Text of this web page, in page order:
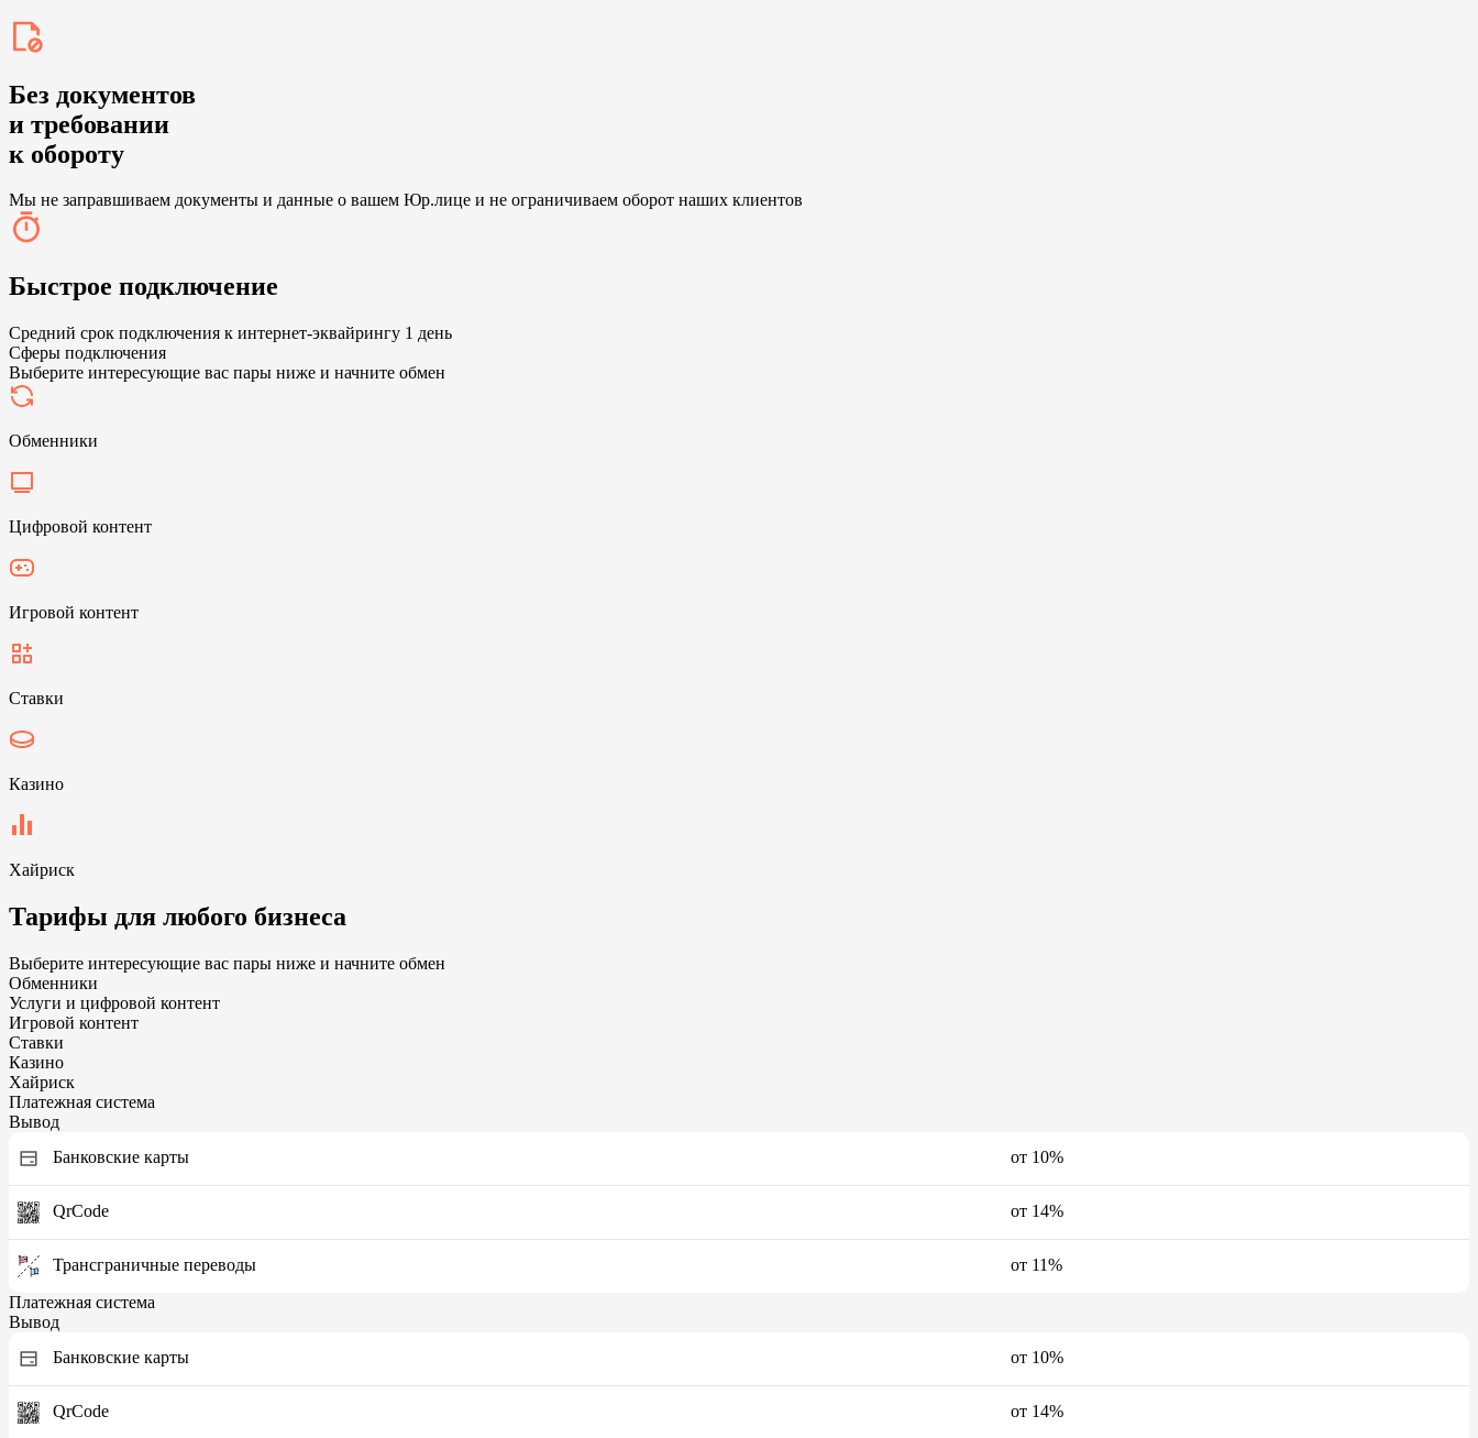
Без документов
и требовании
к обороту
Мы не заправшиваем документы и данные о вашем Юр.лице и не ограничиваем оборот наших клиентов
Быстрое подключение
Средний срок подключения к интернет-эквайрингу 1 день
Сферы подключения
Выберите интересующие вас пары ниже и начните обмен
Обменники
Цифровой контент
Игровой контент
Ставки
Казино
Хайриск
Тарифы для любого бизнеса
Выберите интересующие вас пары ниже и начните обмен
Обменники
Услуги и цифровой контент
Игровой контент
Ставки
Казино
Хайриск
Платежная система
Вывод
Банковские карты
от 10%
QrCode от 14%
Трансграничные переводы
от 11%
Платежная система
Вывод
Банковские карты
от 10%
QrCode от 14%